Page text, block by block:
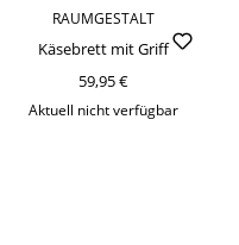
RAUMGESTALT
Käsebrett mit Griff
59,95 €
Aktuell nicht verfügbar